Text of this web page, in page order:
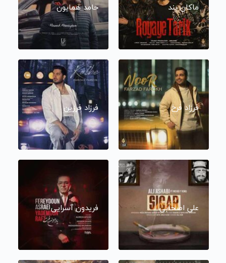
ماکان بند حامد همایون
فرزاد فرخ فرزاد فرزین
علی اصحابی فریدون آسرایی